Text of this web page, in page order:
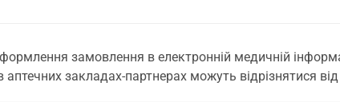
замовлення в електронній медичній
аптечних закладах-партнерах можуть відрізнятися